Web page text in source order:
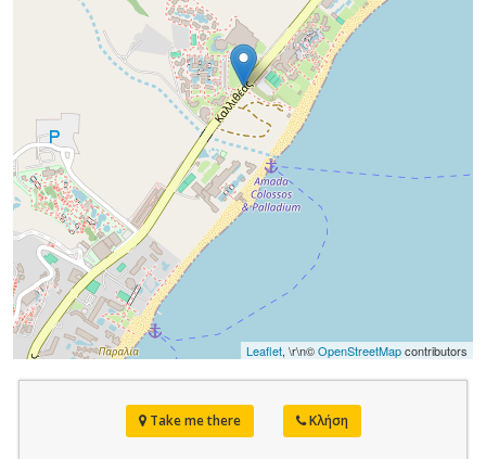
Leaflet, \r\n©OpenStreetMapcontributors
Take me there Κλήση